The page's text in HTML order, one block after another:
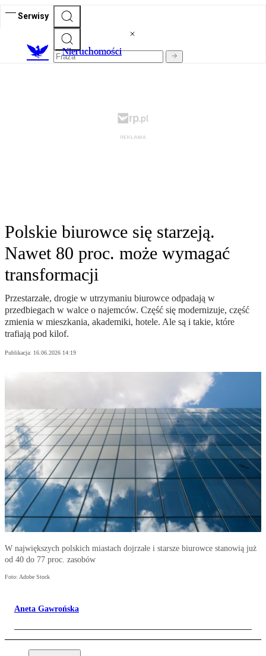
Serwisy
Nieruchomości
Polskie biurowce się starzeją.
Nawet 80 proc. może wymagać
transformacji
Przestarzałe, drogie w utrzymaniu biurowce odpadają w
przedbiegach w walce o najemców. Część się modernizuje, część
zmienia w mieszkania, akademiki, hotele. Ale są i takie, które
trafiają pod kilof.
Publikacja: 16.06.2026 14:19
W największych polskich miastach dojrzałe i starsze biurowce stanowią już
od 40 do 77 proc. zasobów
Foto: Adobe Stock
Aneta Gawrońska